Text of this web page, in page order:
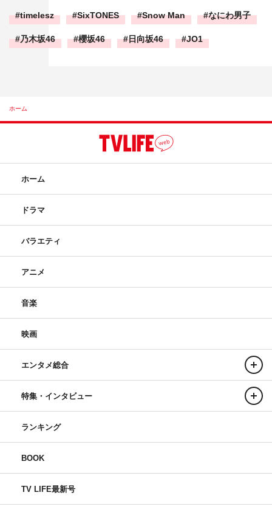
timelesz SixTONES Snow Man なにわ男子
乃木坂46 櫻坂46 日向坂46 JO1
ホーム
ホーム
ドラマ
バラエティ
アニメ
音楽
映画
エンタメ総合
特集・インタビュー
ランキング
BOOK
TV LIFE最新号